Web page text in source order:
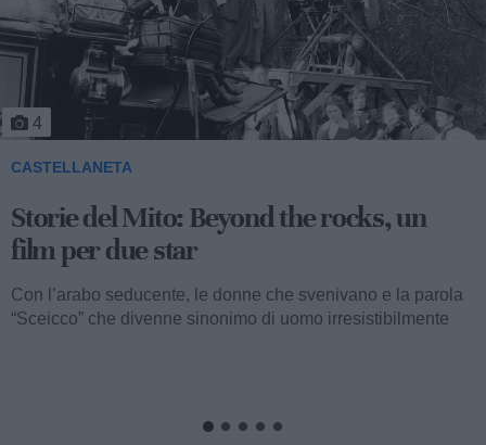
5
CASTELLANETA
Storie del Mito: Uno sceicco esuberante
Valentino fu consacrato attore internazionale, come abbiamo
visto, con il film “I quattro cavalieri dell’Apocalisse”. Così
cominciava...